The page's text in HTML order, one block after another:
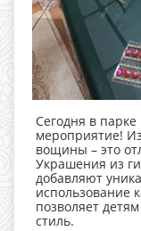
Сегодня в
мероприятие!
вощины – это
Украшения из
добавляют
использование
позволяет
стиль.